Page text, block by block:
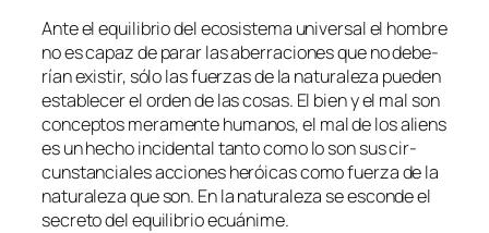
Ante el equi­li­brio del eco­sis­te­ma uni­ver­sal el hom­bre
no es ca­paz de pa­rar las abe­rra­cio­nes que no de­be­
rían exis­tir, só­lo las fuer­zas de la na­tu­ra­le­za pue­den
es­ta­ble­cer el or­den de las co­sas. El bien y el mal son
con­cep­tos me­ra­men­te hu­ma­nos, el mal de los aliens
es un he­cho in­ci­den­tal tan­to co­mo lo son sus cir­
cuns­tan­cia­les ac­cio­nes he­rói­cas co­mo fuer­za de la
na­tu­ra­le­za que son. En la na­tu­ra­le­za se es­con­de el
se­cre­to del equi­li­brio ecuánime.